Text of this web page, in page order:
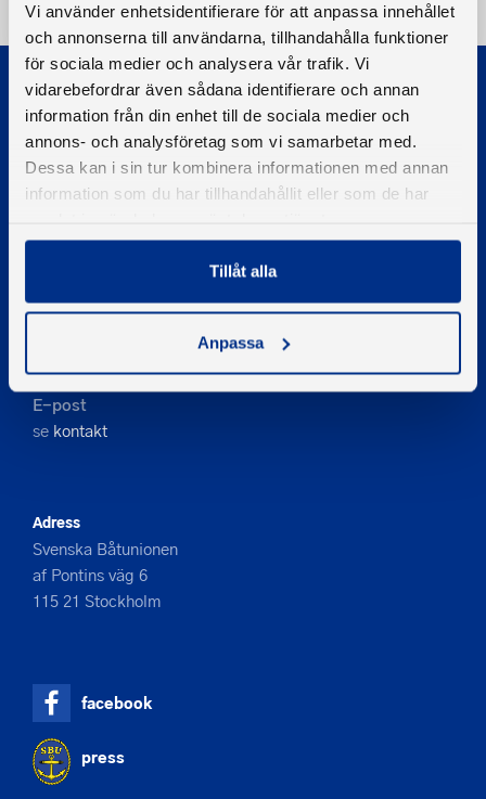
Vi använder enhetsidentifierare för att anpassa innehållet
och annonserna till användarna, tillhandahålla funktioner
för sociala medier och analysera vår trafik. Vi
vidarebefordrar även sådana identifierare och annan
information från din enhet till de sociala medier och
annons- och analysföretag som vi samarbetar med.
Dessa kan i sin tur kombinera informationen med annan
information som du har tillhandahållit eller som de har
Tillåt alla
Anpassa
© 2026 - Svenska Båtunionen
08-545 859 60
E-post
se kontakt
Adress
Svenska Båtunionen
af Pontins väg 6
115 21 Stockholm
facebook
press